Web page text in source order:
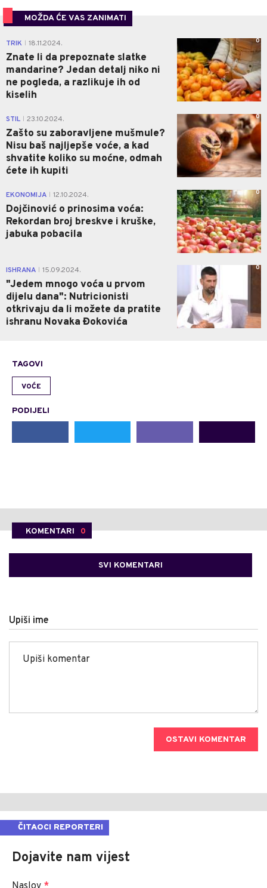
MOŽDA ĆE VAS ZANIMATI
TRIK 18.11.2024.
Znate li da prepoznate slatke
mandarine? Jedan detalj niko ni
ne pogleda, a razlikuje ih od
kiselih
0
STIL 23.10.2024.
Zašto su zaboravljene mušmule?
Nisu baš najljepše voće, a kad
shvatite koliko su moćne, odmah
ćete ih kupiti
0
EKONOMIJA 12.10.2024.
Dojčinović o prinosima voća:
Rekordan broj breskve i kruške,
jabuka pobacila
0
ISHRANA 15.09.2024.
"Jedem mnogo voća u prvom
dijelu dana": Nutricionisti
otkrivaju da li možete da pratite
ishranu Novaka Đokovića
0
TAGOVI
VOĆE
PODIJELI
KOMENTARI 0
SVI KOMENTARI
Upiši ime
OSTAVI KOMENTAR
ČITAOCI REPORTERI
Dojavite nam vijest